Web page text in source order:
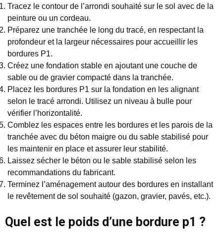
Tracez le contour de l’arrondi souhaité sur le sol avec de la
peinture ou un cordeau.
Préparez une tranchée le long du tracé, en respectant la
profondeur et la largeur nécessaires pour accueillir les
bordures P1.
Créez une fondation stable en ajoutant une couche de
sable ou de gravier compacté dans la tranchée.
Placez les bordures P1 sur la fondation en les alignant
selon le tracé arrondi. Utilisez un niveau à bulle pour
vérifier l’horizontalité.
Comblez les espaces entre les bordures et les parois de la
tranchée avec du béton maigre ou du sable stabilisé pour
les maintenir en place et assurer leur stabilité.
Laissez sécher le béton ou le sable stabilisé selon les
recommandations du fabricant.
Terminez l’aménagement autour des bordures en installant
le revêtement de sol souhaité (gazon, gravier, pavés, etc.).
Quel est le poids d’une bordure p1 ?